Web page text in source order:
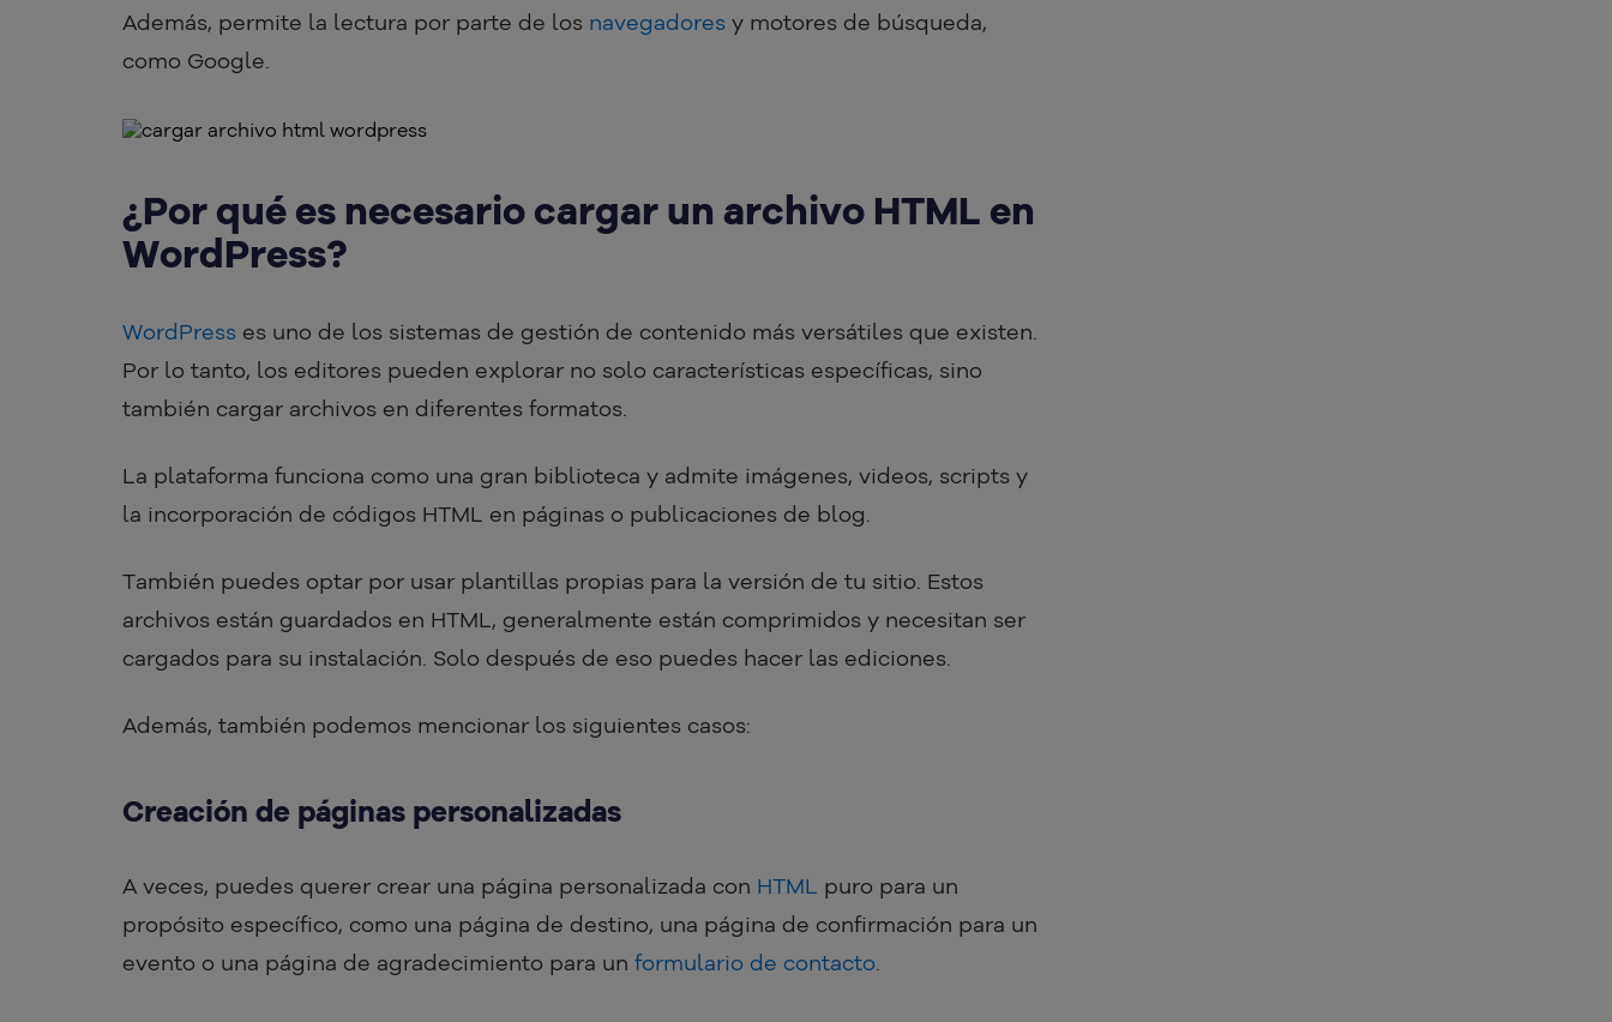
Además, permite la lectura por parte de los navegadores y motores de búsqueda,
como Google.
¿Por qué es necesario cargar un archivo HTML en
WordPress?
WordPress es uno de los sistemas de gestión de contenido más versátiles que existen.
Por lo tanto, los editores pueden explorar no solo características específicas, sino
también cargar archivos en diferentes formatos.
La plataforma funciona como una gran biblioteca y admite imágenes, videos, scripts y
la incorporación de códigos HTML en páginas o publicaciones de blog.
También puedes optar por usar plantillas propias para la versión de tu sitio. Estos
archivos están guardados en HTML, generalmente están comprimidos y necesitan ser
cargados para su instalación. Solo después de eso puedes hacer las ediciones.
Además, también podemos mencionar los siguientes casos:
Creación de páginas personalizadas
A veces, puedes querer crear una página personalizada con HTML puro para un
propósito específico, como una página de destino, una página de confirmación para un
evento o una página de agradecimiento para un formulario de contacto.